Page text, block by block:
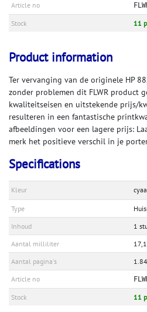
Article no
Stock 11
Product information
Ter vervanging van de originele HP
zonder problemen dit FLWR product
kwaliteitseisen en uitstekende prijs/
resulteren in een fantastische
afbeeldingen voor een lagere prijs:
merk het positieve verschil in je
Specifications
Kleur
Type
Inhoud
1
Aantal milliliter
Aantal pagina's
Article no
Stock 11